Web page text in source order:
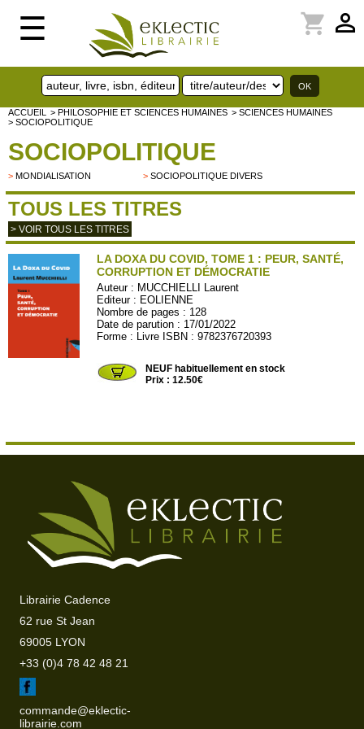
☰ perm_identity
shopping_cart
ACCUEIL > PHILOSOPHIE ET SCIENCES HUMAINES > SCIENCES HUMAINES
> SOCIOPOLITIQUE
SOCIOPOLITIQUE
> MONDIALISATION >SOCIOPOLITIQUE DIVERS
TOUS LES TITRES
> VOIR TOUS LES TITRES
LA DOXA DU COVID, TOME 1 : PEUR, SANTÉ,
CORRUPTION ET DÉMOCRATIE
Auteur : MUCCHIELLI Laurent
Editeur : EOLIENNE
Nombre de pages : 128
Date de parution : 17/01/2022
Forme : Livre ISBN : 9782376720393
NEUF habituellement en stock
Prix : 12.50€
Librairie Cadence
62 rue St Jean
69005 LYON
+33 (0)4 78 42 48 21
commande@eklectic-
librairie.com